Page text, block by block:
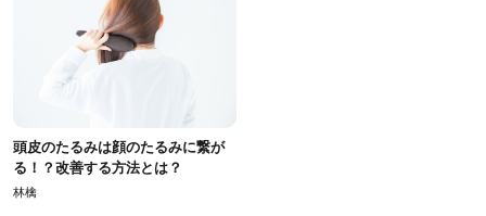
頭皮のたるみは顔のたるみに繋が
る！？改善する方法とは？
林檎